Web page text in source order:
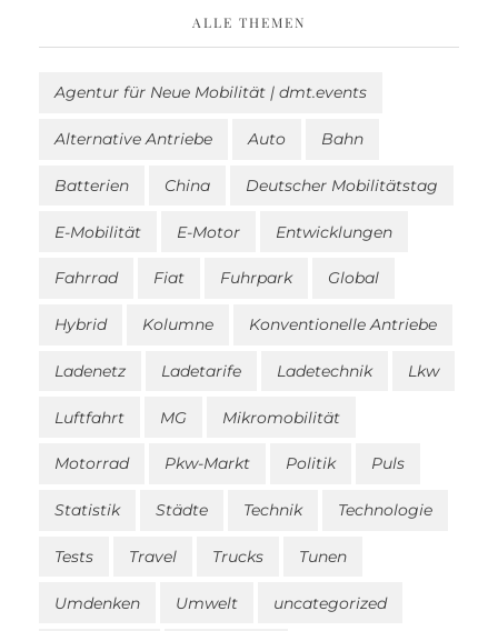
ALLE THEMEN
Agentur für Neue Mobilität | dmt.events
Alternative Antriebe Auto Bahn
Batterien China Deutscher Mobilitätstag
E-Mobilität E-Motor Entwicklungen
Fahrrad Fiat Fuhrpark Global
Hybrid Kolumne Konventionelle Antriebe
Ladenetz Ladetarife Ladetechnik Lkw
Luftfahrt MG Mikromobilität
Motorrad Pkw-Markt Politik Puls
Statistik Städte Technik Technologie
Tests Travel Trucks Tunen
Umdenken Umwelt uncategorized